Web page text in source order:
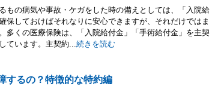
もの病気や事故・ケガをした時の備えとしては、「入院給
保しておけばそれなりに安心できますが、それだけではま
多くの医療保険は、「入院給付金」「手術給付金」を主契
ています。主契約...続きを読む
するの？特徴的な特約編